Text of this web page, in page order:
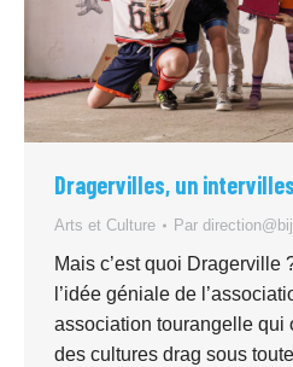
Dragervilles, un
Arts et Culture Par
Mais c’est quoi Dragerville
l’idée géniale de
association tourangelle
des cultures drag sous